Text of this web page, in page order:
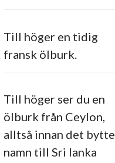
Till höger en tidig
fransk ölburk.
Till höger ser du en
ölburk från Ceylon,
alltså innan det bytte
namn till Sri lanka